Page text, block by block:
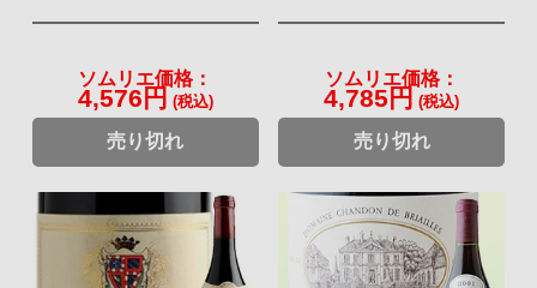
ソムリエ価格：
4,576円 (税込)
売り切れ
ソムリエ価格：
4,785円 (税込)
売り切れ